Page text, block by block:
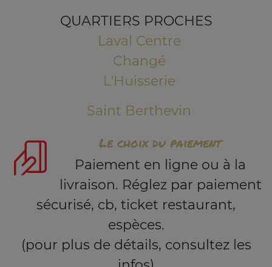
QUARTIERS PROCHES
Laval Centre
Changé
L'Huisserie
Saint Berthevin
Le choix du paiement
Paiement en ligne ou à la
livraison. Réglez par paiement
sécurisé, cb, ticket restaurant,
espèces.
(pour plus de détails, consultez les